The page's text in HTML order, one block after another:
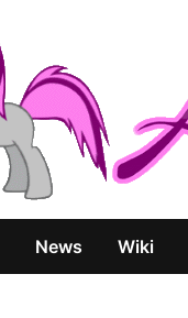
News Wiki